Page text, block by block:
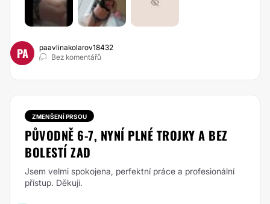
PA
paavlinakolarov18432
Bez komentářů
ZMENŠENÍ PRSOU
PŮVODNĚ 6-7, NYNÍ PLNÉ TROJKY A BEZ
BOLESTÍ ZAD
Jsem velmi spokojena, perfektní práce a profesionální
přístup. Děkuji.